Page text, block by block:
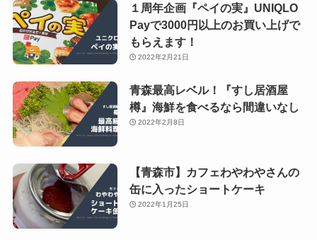
１周年企画『ペイの実』UNIQLO
Payで3000円以上のお買い上げで
もらえます！
2022年2月21日
青森最高レベル！『すし居酒屋
樽』海鮮を食べるなら間違いなし
2022年2月8日
【青森市】カフェわやわやさんの
缶に入ったショートケーキ
2022年1月25日